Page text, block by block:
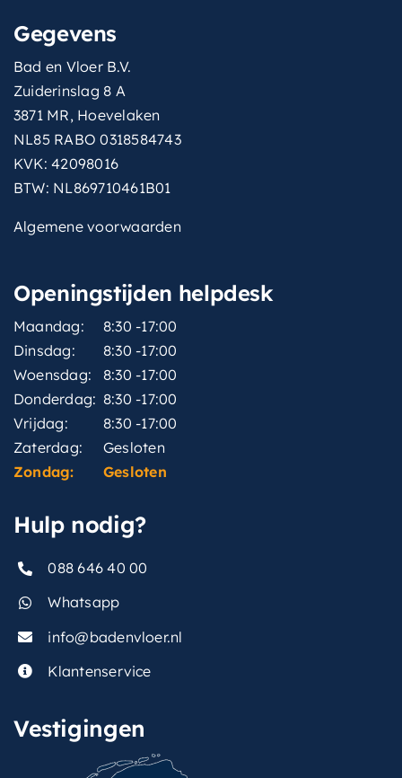
Gegevens
Bad en Vloer B.V.
Zuiderinslag 8 A
3871 MR, Hoevelaken
NL85 RABO 0318584743
KVK: 42098016
BTW: NL869710461B01
Algemene voorwaarden
Openingstijden helpdesk
Maandag:
8:30 -17:00
Dinsdag:
8:30 -17:00
Woensdag:
8:30 -17:00
Donderdag: 8:30 -17:00
Vrijdag:
8:30 -17:00
Zaterdag:
Gesloten
Zondag:
Gesloten
Hulp nodig?
088 646 40 00
Whatsapp
info@badenvloer.nl
Klantenservice
Vestigingen